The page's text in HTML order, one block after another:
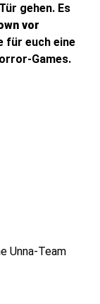
gehen. Es
vor
für euch eine
Games.
Unna-Team